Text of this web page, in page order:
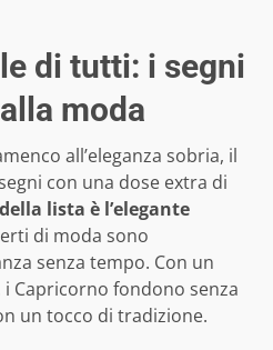
di tutti: i segni
moda
all’eleganza sobria, il
con una dose extra di
lista è l’elegante
di moda sono
senza tempo. Con un
Capricorno fondono senza
un tocco di tradizione.